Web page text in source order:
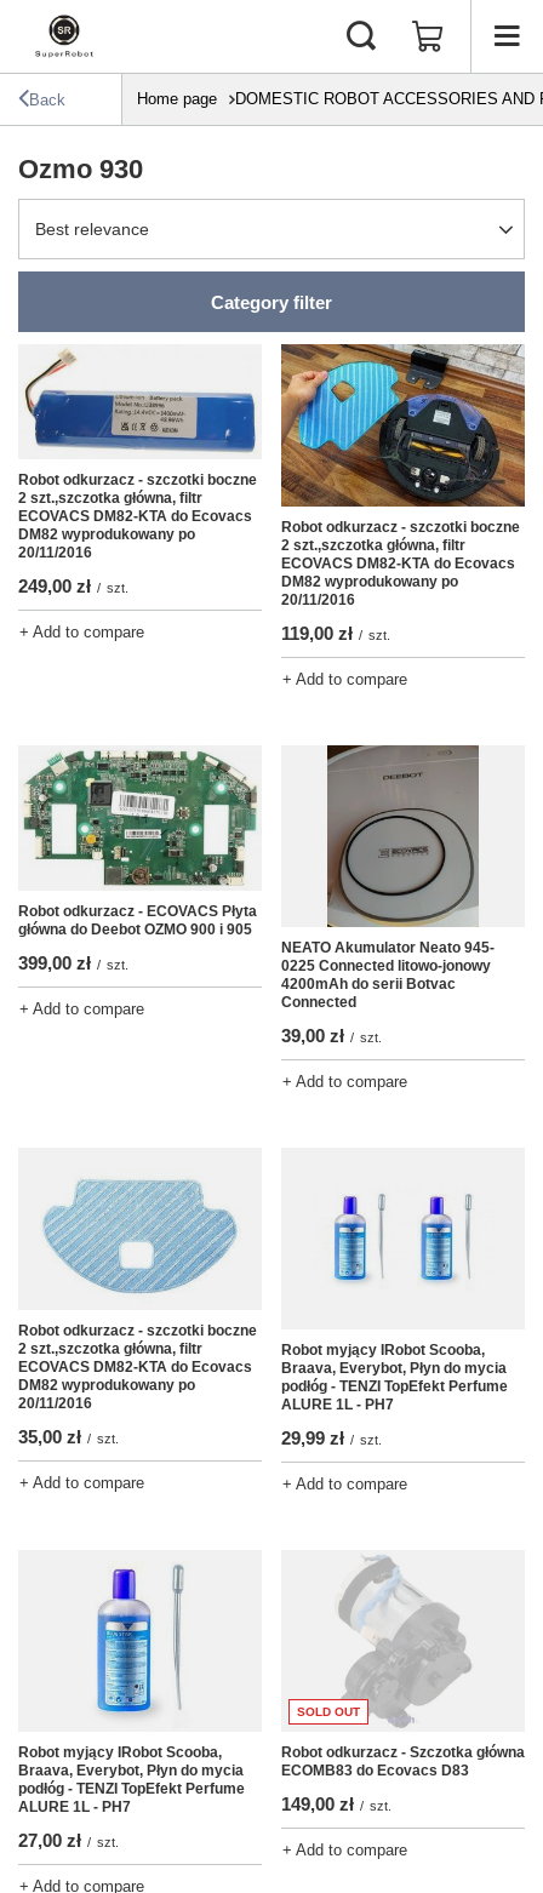
Back Home page DOMESTIC ROBOT ACCESSORIES AND
Ozmo 930
Change sorting
Best relevance
Category filter
Robot odkurzacz - szczotki boczne
2 szt.,szczotka główna, filtr
ECOVACS DM82-KTA do Ecovacs
DM82 wyprodukowany po
20/11/2016
249,00 zł / szt.
+ Add to compare
Robot odkurzacz - szczotki boczne
2 szt.,szczotka główna, filtr
ECOVACS DM82-KTA do Ecovacs
DM82 wyprodukowany po
20/11/2016
119,00 zł / szt.
+ Add to compare
Robot odkurzacz - ECOVACS Płyta
główna do Deebot OZMO 900 i 905
399,00 zł / szt.
+ Add to compare
NEATO Akumulator Neato 945-
0225 Connected litowo-jonowy
4200mAh do serii Botvac
Connected
39,00 zł / szt.
+ Add to compare
Robot odkurzacz - szczotki boczne
2 szt.,szczotka główna, filtr
ECOVACS DM82-KTA do Ecovacs
DM82 wyprodukowany po
20/11/2016
35,00 zł / szt.
+ Add to compare
Robot myjący IRobot Scooba,
Braava, Everybot, Płyn do mycia
podłóg - TENZI TopEfekt Perfume
ALURE 1L - PH7
29,99 zł / szt.
+ Add to compare
Robot myjący IRobot Scooba,
Braava, Everybot, Płyn do mycia
podłóg - TENZI TopEfekt Perfume
ALURE 1L - PH7
27,00 zł / szt.
+ Add to compare
SOLD OUT
Robot odkurzacz - Szczotka główna
ECOMB83 do Ecovacs D83
149,00 zł / szt.
+ Add to compare